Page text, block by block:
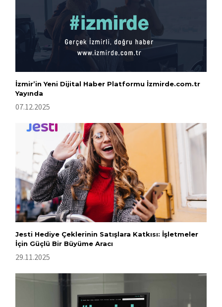
İzmir’in Yeni Dijital Haber Platformu İzmirde.com.tr
Yayında
07.12.2025
Jesti Hediye Çeklerinin Satışlara Katkısı: İşletmeler
İçin Güçlü Bir Büyüme Aracı
29.11.2025